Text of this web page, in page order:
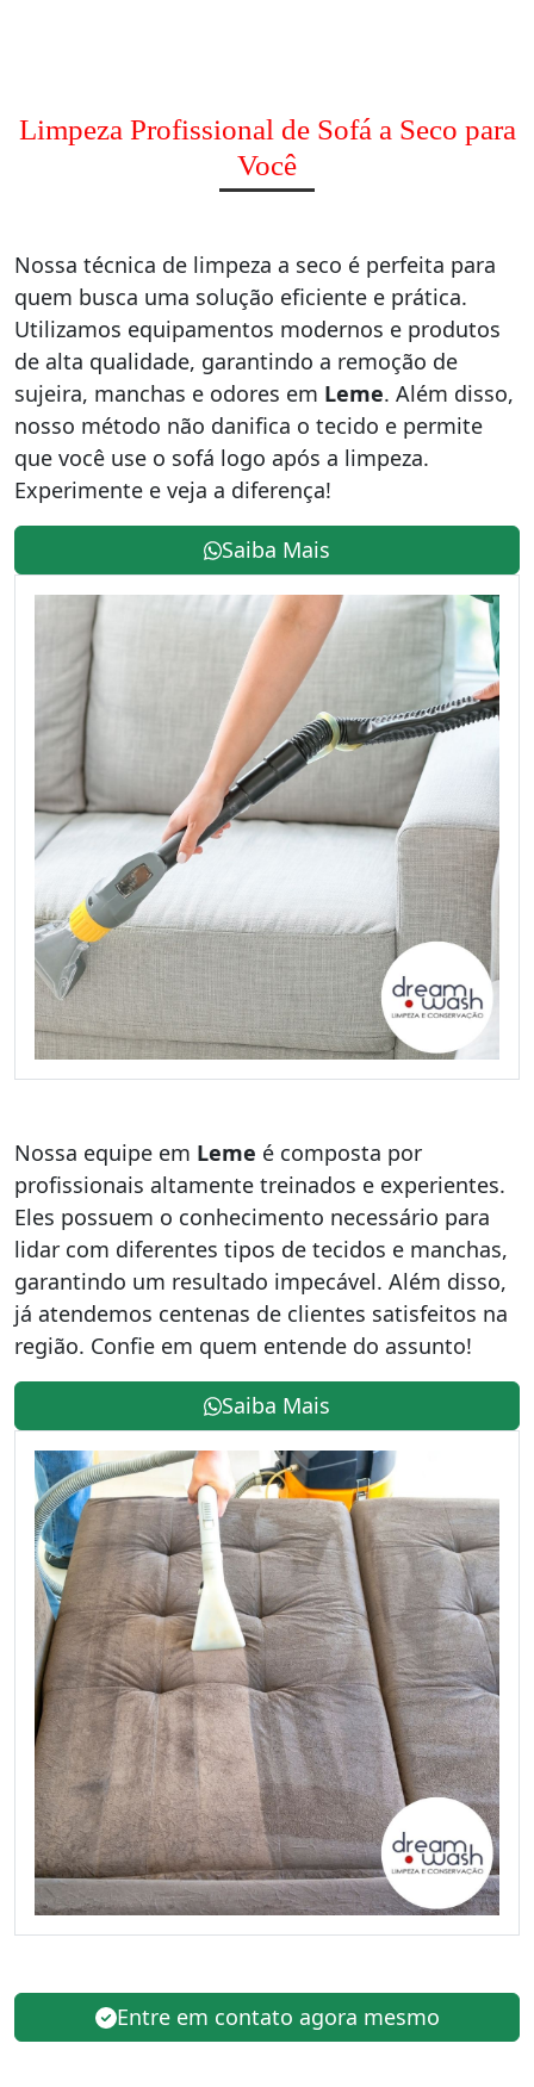
Limpeza Profissional de Sofá a Seco para
Você
Nossa técnica de limpeza a seco é perfeita para
quem busca uma solução eficiente e prática.
Utilizamos equipamentos modernos e produtos
de alta qualidade, garantindo a remoção de
sujeira, manchas e odores em Leme. Além disso,
nosso método não danifica o tecido e permite
que você use o sofá logo após a limpeza.
Experimente e veja a diferença!
Saiba Mais
Nossa equipe em Leme é composta por
profissionais altamente treinados e experientes.
Eles possuem o conhecimento necessário para
lidar com diferentes tipos de tecidos e manchas,
garantindo um resultado impecável. Além disso,
já atendemos centenas de clientes satisfeitos na
região. Confie em quem entende do assunto!
Saiba Mais
Entre em contato agora mesmo